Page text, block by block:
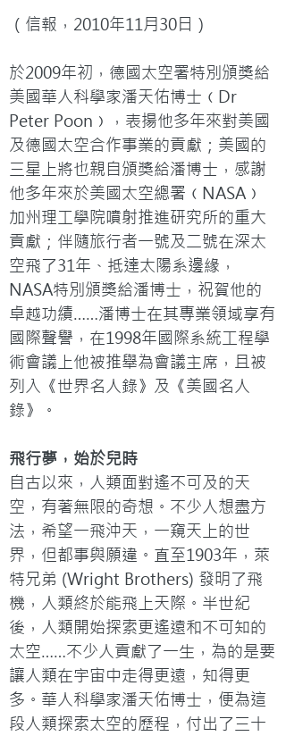
（信報，2010年11月30日）
於2009年初，德國太空署特別頒獎給
美國華人科學家潘天佑博士﹙Dr
Peter Poon﹚，表揚他多年來對美國
及德國太空合作事業的貢獻；美國的
三星上將也親自頒獎給潘博士，感謝
他多年來於美國太空總署﹙NASA﹚
加州理工學院噴射推進研究所的重大
貢獻；伴隨旅行者一號及二號在深太
空飛了31年、抵達太陽系邊緣，
NASA特別頒獎給潘博士，祝賀他的
卓越功績……潘博士在其專業領域享有
國際聲譽，在1998年國際系統工程學
術會議上他被推舉為會議主席，且被
列入《世界名人錄》及《美國名人
錄》。
飛行夢，始於兒時
自古以來，人類面對遙不可及的天
空，有著無限的奇想。不少人想盡方
法，希望一飛沖天，一窺天上的世
界，但都事與願違。直至1903年，萊
特兄弟 (Wright Brothers) 發明了飛
機，人類終於能飛上天際。半世紀
後，人類開始探索更遙遠和不可知的
太空……不少人貢獻了一生，為的是要
讓人類在宇宙中走得更遠，知得更
多。華人科學家潘天佑博士，便為這
段人類探索太空的歷程，付出了三十